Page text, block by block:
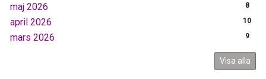
maj 2026 8
april 2026 10
mars 2026 9
Visa alla